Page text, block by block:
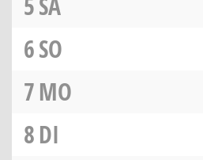
6SO
7MO
8DI